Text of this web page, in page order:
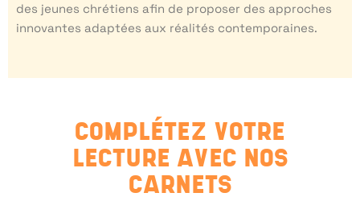
des jeunes chrétiens afin de proposer des approches
innovantes adaptées aux réalités contemporaines.
COMPLÉTEZ VOTRE
LECTURE AVEC NOS
CARNETS